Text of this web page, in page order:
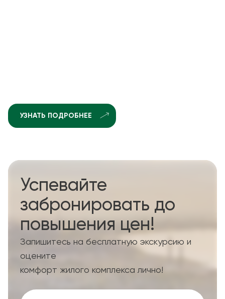
УЗНАТЬ ПОДРОБНЕЕ
Успевайте
забронировать до
повышения цен!
Запишитесь на бесплатную экскурсию и
оцените
комфорт жилого комплекса лично!